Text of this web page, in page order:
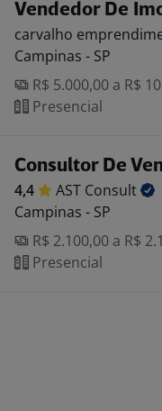
Vendedor De
carvalho
Campinas - SP
R$ 5.000,00 a R$
Presencial
Consultor De
4,4 AST Consult
Campinas - SP
R$ 2.100,00 a R$
Presencial